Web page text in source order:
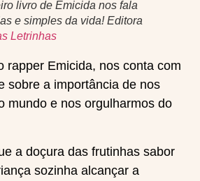
livro de Emicida nos fala
e simples da vida! Editora
Letrinhas
rapper Emicida, nos conta com
sobre a importância de nos
mundo e nos orgulharmos do
a doçura das frutinhas sabor
sozinha alcançar a